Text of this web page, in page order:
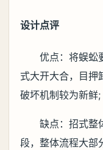
设计点评
优点：将蜈蚣
式大开大合，目押
破坏机制较为新鲜;
缺点：招式整
段，整体流程大部